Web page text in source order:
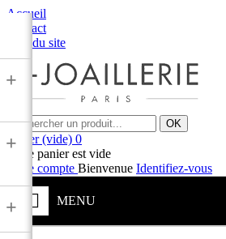
Accueil
Contact
Plan du site
OK
Panier (vide) 0
Votre panier est vide
Votre compte Bienvenue Identifiez-vous
MENU
+
+
+